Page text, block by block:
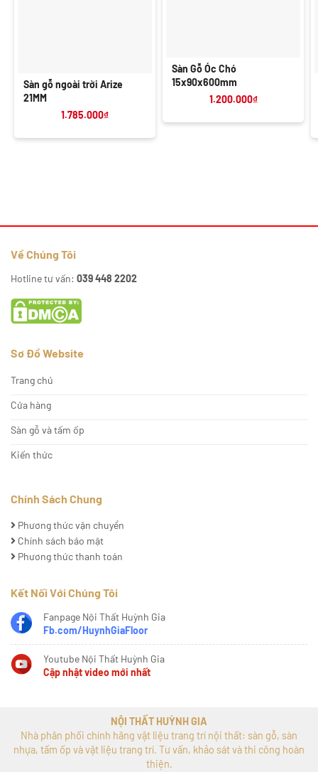
Sàn gỗ ngoài trời Arize
21MM
1.785.000₫
Sàn Gỗ Óc Chó
15x90x600mm
1.200.000₫
Về Chúng Tôi
Hotline tư vấn: 039 448 2202
Sơ Đồ Website
Trang chủ
Cửa hàng
Sàn gỗ và tấm ốp
Kiến thức
Chính Sách Chung
Phương thức vận chuyển
Chính sách bảo mật
Phương thức thanh toán
Kết Nối Với Chúng Tôi
Fanpage Nội Thất Huỳnh Gia
Fb.com/HuynhGiaFloor
Youtube Nội Thất Huỳnh Gia
Cập nhật video mới nhất
NỘI THẤT HUỲNH GIA
Nhà phân phối chính hãng vật liệu trang trí nội thất: sàn gỗ, sàn
nhựa, tấm ốp và vật liệu trang trí. Tư vấn, khảo sát và thi công hoàn
thiện.